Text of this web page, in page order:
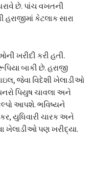
છે. પાંચ વખતની
કેટલાક સારા
ખરીદી કરી હતી.
બાકી છે. હરાજી
જેવા વિદેશી ખેલાડીઓ
પિયુષ ચાવલા અને
આપશે. ભવિષ્યને
યુધિવારી ચારક અને
ખેલાડીઓ પણ ખરીદ્યા.